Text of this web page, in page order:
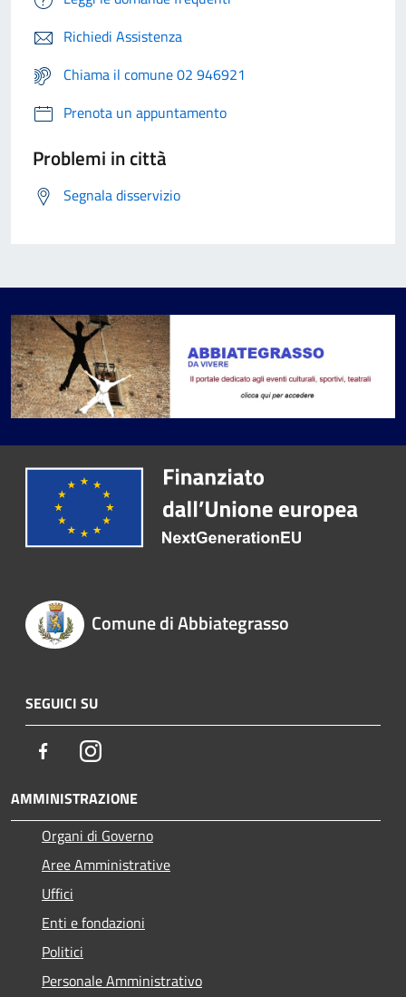
Richiedi Assistenza
Chiama il comune 02 946921
Prenota un appuntamento
Problemi in città
Segnala disservizio
Comune di Abbiategrasso
SEGUICI SU
FacebookInstagram
AMMINISTRAZIONE
Organi di Governo
Aree Amministrative
Uffici
Enti e fondazioni
Politici
Personale Amministrativo